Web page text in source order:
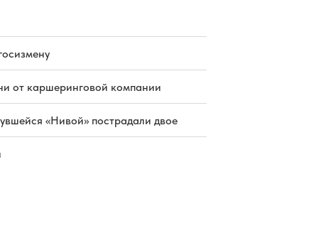
от каршеринговой компании
«Нивой» пострадали двое